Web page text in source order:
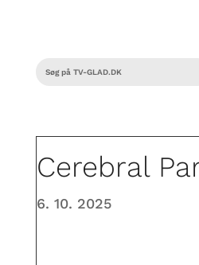
Cerebral
6. 10. 2025